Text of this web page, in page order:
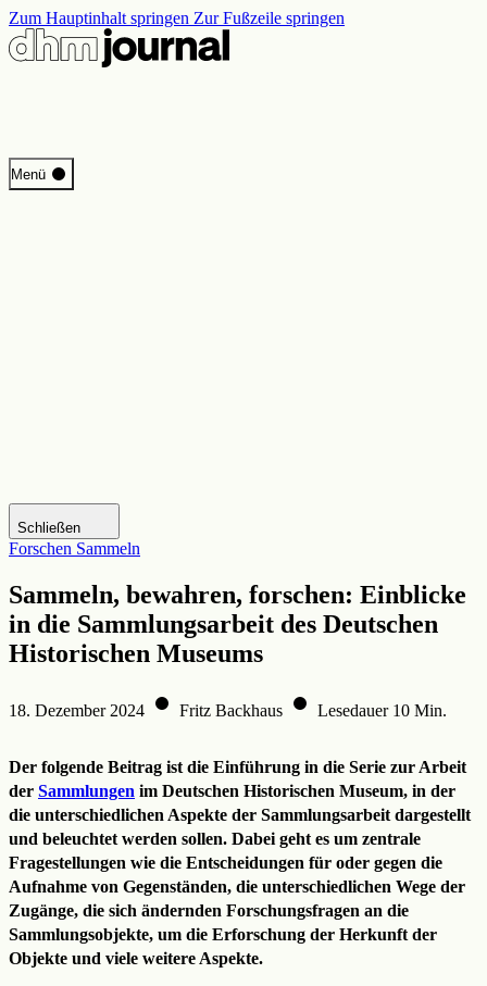
Zum Hauptinhalt springen Zur Fußzeile springen
Menü
Start
Programm
Schließen
Forschen Sammeln
Sammeln, bewahren, forschen: Einblicke
in die Sammlungsarbeit des Deutschen
Historischen Museums
18. Dezember 2024 Fritz Backhaus Lesedauer 10 Min.
Der folgende Beitrag ist die Einführung in die Serie zur Arbeit
der Sammlungen im Deutschen Historischen Museum, in der
die unterschiedlichen Aspekte der Sammlungsarbeit dargestellt
und beleuchtet werden sollen. Dabei geht es um zentrale
Fragestellungen wie die Entscheidungen für oder gegen die
Aufnahme von Gegenständen, die unterschiedlichen Wege der
Zugänge, die sich ändernden Forschungsfragen an die
Sammlungsobjekte, um die Erforschung der Herkunft der
Objekte und viele weitere Aspekte.